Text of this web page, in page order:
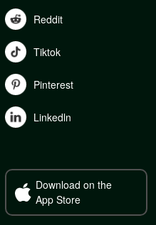
Reddit
Tiktok
Pinterest
Linkedln
Download on the
App Store